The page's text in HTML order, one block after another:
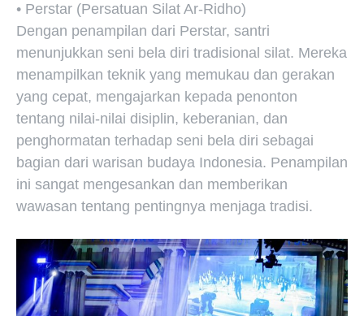
• Perstar (Persatuan Silat Ar-Ridho)
Dengan penampilan dari Perstar, santri
menunjukkan seni bela diri tradisional silat. Mereka
menampilkan teknik yang memukau dan gerakan
yang cepat, mengajarkan kepada penonton
tentang nilai-nilai disiplin, keberanian, dan
penghormatan terhadap seni bela diri sebagai
bagian dari warisan budaya Indonesia. Penampilan
ini sangat mengesankan dan memberikan
wawasan tentang pentingnya menjaga tradisi.